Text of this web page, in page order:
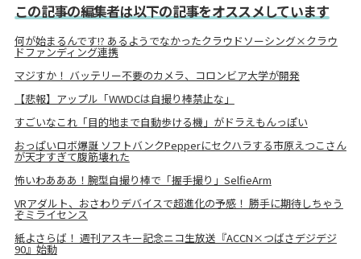
この記事の編集者は以下の記事をオススメしています
何が始まるんです!? あるようでなかったクラウドソーシング×クラウ
ドファンディング連携
マジすか！ バッテリー不要のカメラ、コロンビア大学が開発
【悲報】アップル「WWDCは自撮り棒禁止な」
すごいなこれ「目的地まで自動歩ける機」がドラえもんっぽい
おっぱいロボ爆誕 ソフトバンクPepperにセクハラする市原えつこさん
が天才すぎて腹筋壊れた
怖いわあああ！腕型自撮り棒で「握手撮り」SelfieArm
VRアダルト、おさわりデバイスで超進化の予感！ 勝手に期待しちゃう
ぞミライセンス
紙よさらば！ 週刊アスキー記念ニコ生放送『ACCN×つばさデジデジ
90』始動